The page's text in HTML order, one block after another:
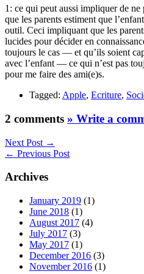
1: ce qui peut aussi impliquer de
que les parents estiment que
outil. Ceci impliquant que les
lucides pour décider en
toujours le cas — et qu’ils soient
avec l’enfant — ce qui n’est pas
pour me faire des ami(e)s.
Tagged: Apple, Ecriture,
2 comments » Write a
Next Post →
← Previous Post
Archives
January 2019 (1)
June 2018 (1)
August 2017 (4)
July 2017 (3)
May 2017 (1)
December 2016 (3)
November 2016 (1)